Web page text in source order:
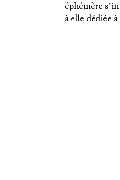
éphémère
à elle dédiée